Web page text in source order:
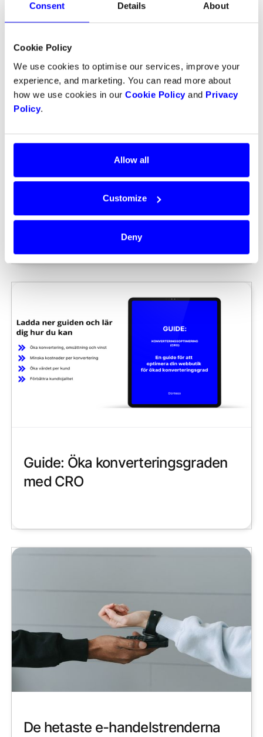
Consent Details About
Cookie Policy
We use cookies to optimise our services, improve your
experience, and marketing. You can read more about
how we use cookies in our Cookie Policy and Privacy
Policy.
Allow all
Customize
Deny
Så här fungerar Apple Pay för
webbshop
Guide: Öka konverteringsgraden
med CRO
De hetaste e-handelstrenderna